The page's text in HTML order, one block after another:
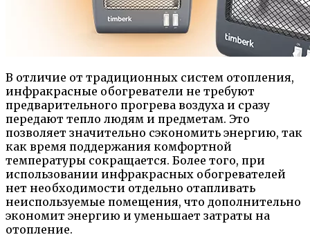
В отличие от традиционных систем отопления,
инфракрасные обогреватели не требуют
предварительного прогрева воздуха и сразу
передают тепло людям и предметам. Это
позволяет значительно сэкономить энергию, так
как время поддержания комфортной
температуры сокращается. Более того, при
использовании инфракрасных обогревателей
нет необходимости отдельно отапливать
неиспользуемые помещения, что дополнительно
экономит энергию и уменьшает затраты на
отопление.